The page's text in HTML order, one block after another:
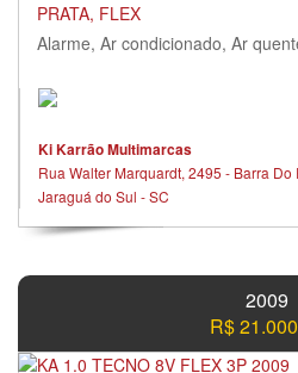
PRATA, FLEX
Alarme, Ar condicionado, Ar
Ki Karrão Multimarcas
Rua Walter Marquardt, 2495 - Barra Do
Jaraguá do Sul - SC
2009
R$